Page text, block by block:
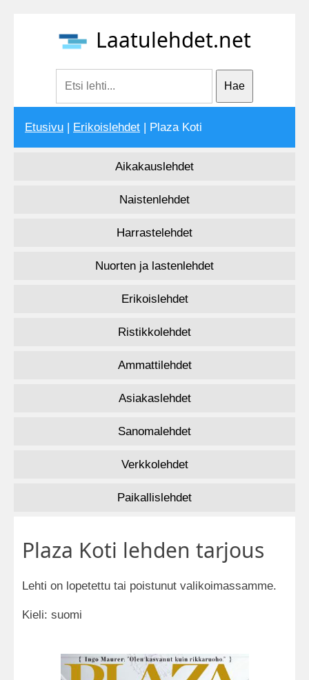
Laatulehdet.net
Etusivu Erikoislehdet | Plaza Koti
Aikakauslehdet
Naistenlehdet
Harrastelehdet
Nuorten ja lastenlehdet
Erikoislehdet
Ristikkolehdet
Ammattilehdet
Asiakaslehdet
Sanomalehdet
Verkkolehdet
Paikallislehdet
Plaza Koti lehden tarjous
Lehti on lopetettu tai poistunut valikoimassamme.
Kieli: suomi